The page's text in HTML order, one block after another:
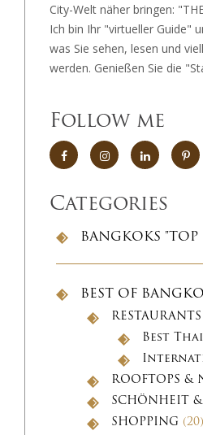
City-Welt näher bringen:
Ich bin Ihr "virtueller Guide"
was Sie sehen, lesen und
werden. Genießen Sie die
Follow me
Categories
BANGKOKS "TOP
BEST OF
Best
ROOFTOPS &
SCHÖNHEIT
SHOPPING (20)